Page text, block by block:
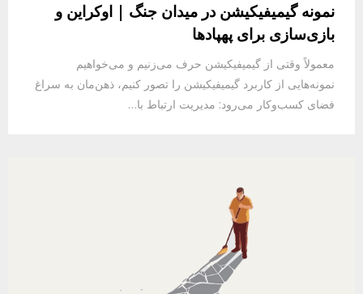
نمونه گیمیفیکیشن در میدان جنگ | اوکراین و
بازی‌سازی برای پهپادها
معمولاً وقتی از گیمیفیکیشن حرف می‌زنیم و می‌خواهیم
نمونه‌هایی از کاربرد گیمیفیکیشن را تصور کنیم، ذهن‌مان به سراغ
فضای کسب‌و‌کار می‌رود: مدیریت ارتباط با…